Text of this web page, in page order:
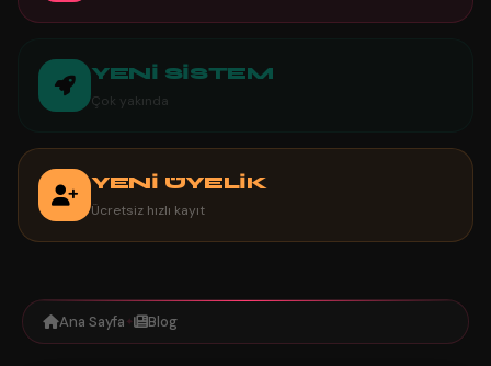
YENİ SİSTEM
Çok yakında
YENİ ÜYELİK
Ücretsiz hızlı kayıt
Ana Sayfa ✦ Blog